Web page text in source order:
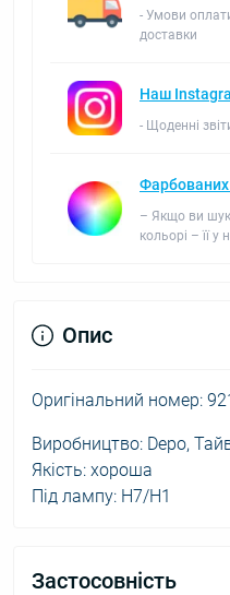
- Умови
доставки
Наш
- Щоденні
– Якщо ви
кольорі – її у
Опис
Оригінальний номер:
Виробництво: Depo,
Якість: хороша
Під лампу: H7/H1
Застосовність